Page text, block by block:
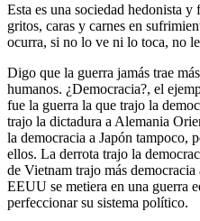
Esta es una sociedad hedonista
gritos, caras y carnes en
ocurra, si no lo ve ni lo toca, no
Digo que la guerra jamás trae
humanos. ¿Democracia?, el
fue la guerra la que trajo la
trajo la dictadura a Alemania
la democracia a Japón tampoco,
ellos. La derrota trajo la
de Vietnam trajo más
EEUU se metiera en una guerra
perfeccionar su sistema político.